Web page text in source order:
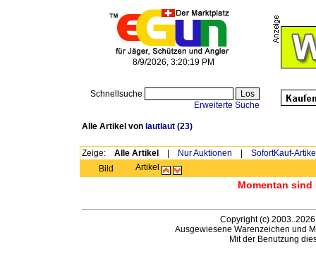
8/9/2026, 3:20:19 PM
Schnellsuche
Erweiterte Suche
Alle Artikel von lautlaut (23)
Zeige: Alle Artikel Nur Auktionen
SofortKauf-
Bild
Artikel
Momentan
Copyright (c)
Ausgewiesene Warenzeichen und
Mit der Benutzung